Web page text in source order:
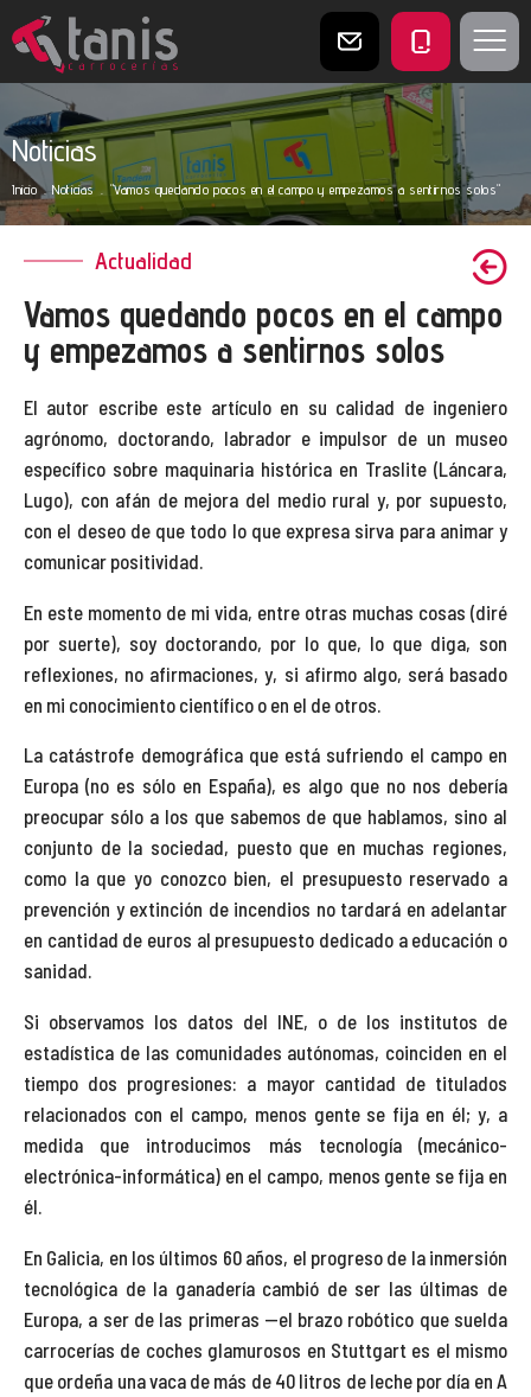
Noticias
Inicio . Noticias . "Vamos quedando pocos en el campo y empezamos a sentirnos solos"
Actualidad
Vamos quedando pocos en el campo
y empezamos a sentirnos solos
El autor escribe este artículo en su calidad de ingeniero
agrónomo, doctorando, labrador e impulsor de un museo
específico sobre maquinaria histórica en Traslite (Láncara,
Lugo), con afán de mejora del medio rural y, por supuesto,
con el deseo de que todo lo que expresa sirva para animar y
comunicar positividad.
En este momento de mi vida, entre otras muchas cosas (diré
por suerte), soy doctorando, por lo que, lo que diga, son
reflexiones, no afirmaciones, y, si afirmo algo, será basado
en mi conocimiento científico o en el de otros.
La catástrofe demográfica que está sufriendo el campo en
Europa (no es sólo en España), es algo que no nos debería
preocupar sólo a los que sabemos de que hablamos, sino al
conjunto de la sociedad, puesto que en muchas regiones,
como la que yo conozco bien, el presupuesto reservado a
prevención y extinción de incendios no tardará en adelantar
en cantidad de euros al presupuesto dedicado a educación o
sanidad.
Si observamos los datos del INE, o de los institutos de
estadística de las comunidades autónomas, coinciden en el
tiempo dos progresiones: a mayor cantidad de titulados
relacionados con el campo, menos gente se fija en él; y, a
medida que introducimos más tecnología (mecánico-
electrónica-informática) en el campo, menos gente se fija en
él.
En Galicia, en los últimos 60 años, el progreso de la inmersión
tecnológica de la ganadería cambió de ser las últimas de
Europa, a ser de las primeras —el brazo robótico que suelda
carrocerías de coches glamurosos en Stuttgart es el mismo
que ordeña una vaca de más de 40 litros de leche por día en A
AVISO LEGAL
POLÍTICA DE PRIVACIDAD
POLÍTICA DE COOKIES